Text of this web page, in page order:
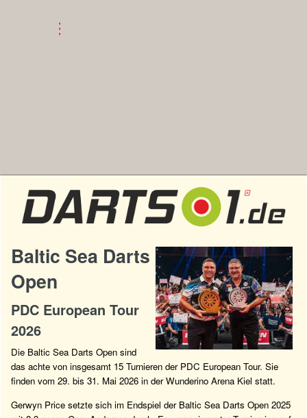
Baltic Sea Darts
Open
PDC European Tour
2026
Die Baltic Sea Darts Open sind
das achte von insgesamt 15 Turnieren der PDC European Tour. Sie
finden vom 29. bis 31. Mai 2026 in der Wunderino Arena Kiel statt.
Gerwyn Price setzte sich im Endspiel der Baltic Sea Darts Open 2025